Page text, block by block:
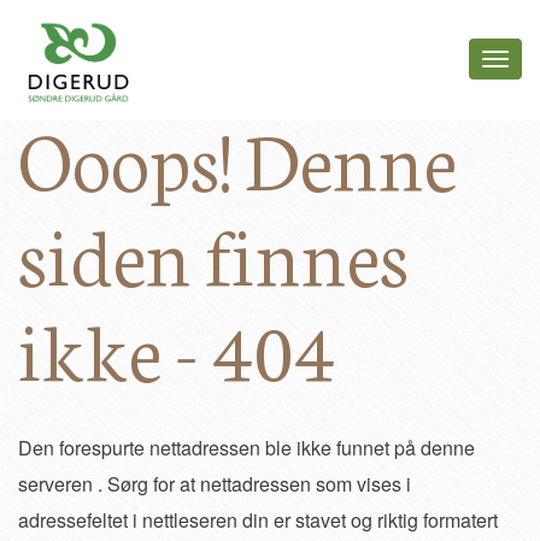
Familien på gården
Dyra på gården
Aktiviteter og arrangementer
Historie
Blogg
Kontakt
Ooops! Denne
siden finnes
ikke - 404
Den forespurte nettadressen ble ikke funnet på denne
serveren . Sørg for at nettadressen som vises i
adressefeltet i nettleseren din er stavet og riktig formatert